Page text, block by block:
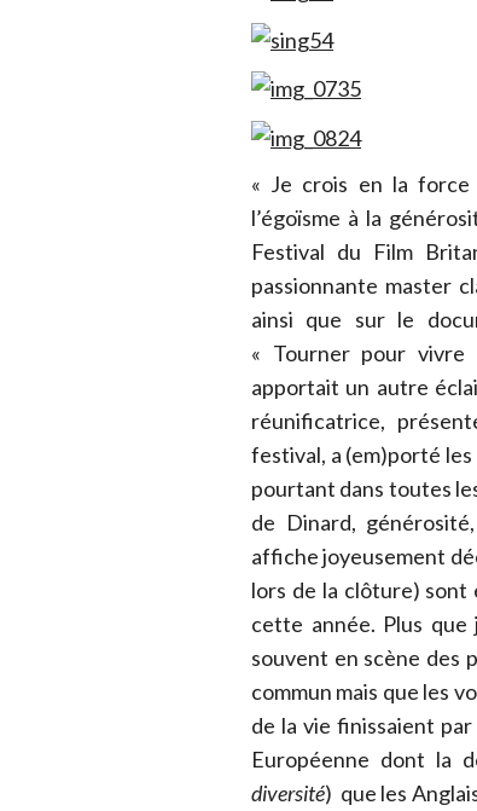
« Je crois en la
l’égoïsme à la
Festival du Film
passionnante master
ainsi que sur le
« Tourner pour vivre
apportait un autre
réunificatrice,
festival, a (em)porté
pourtant dans toutes
de Dinard,
affiche joyeusement
lors de la clôture) sont
cette année. Plus
souvent en scène des
commun mais que les
de la vie finissaient
Européenne dont la
diversité) que les